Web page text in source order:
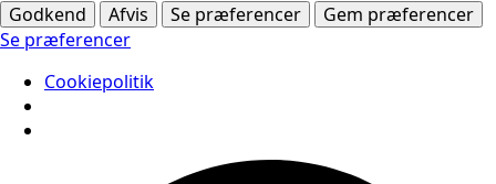
Godkend
Afvis Se præferencer
Gem præferencer
Se præferencer
Cookiepolitik